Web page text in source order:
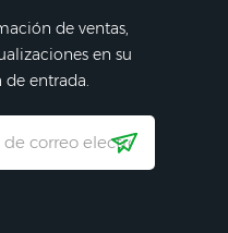
de ventas,
en su
de entrada.